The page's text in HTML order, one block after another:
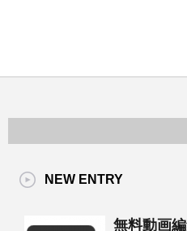
NEW ENTRY
無料動画